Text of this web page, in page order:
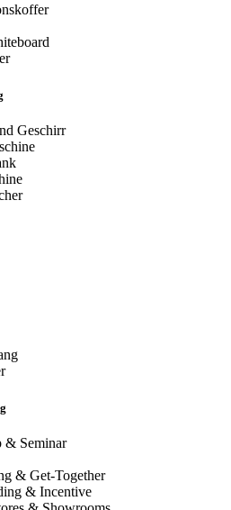
Geschirr
& Seminar
& Get-Together
& Incentive